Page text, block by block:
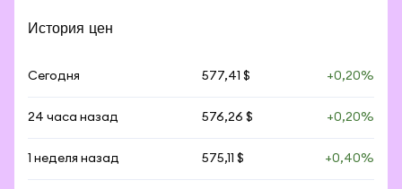
История цен
Сегодня 577,41 $ +0,20%
24 часа назад 576,26 $ +0,20%
1 неделя назад 575,11 $ +0,40%